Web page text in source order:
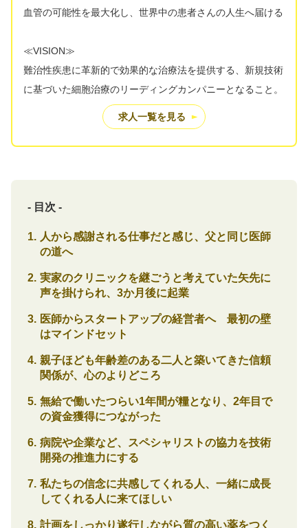
血管の可能性を最大化し、世界中の患者さんの人生へ届ける
≪VISION≫
難治性疾患に革新的で効果的な治療法を提供する、新規技術
に基づいた細胞治療のリーディングカンパニーとなること。
求人一覧を見る
- 目次 -
人から感謝される仕事だと感じ、父と同じ医師
の道へ
実家のクリニックを継ごうと考えていた矢先に
声を掛けられ、3か月後に起業
医師からスタートアップの経営者へ 最初の壁
はマインドセット
親子ほども年齢差のある二人と築いてきた信頼
関係が、心のよりどころ
無給で働いたつらい1年間が糧となり、2年目で
の資金獲得につながった
病院や企業など、スペシャリストの協力を技術
開発の推進力にする
私たちの信念に共感してくれる人、一緒に成長
してくれる人に来てほしい
計画をしっかり遂行しながら質の高い薬をつく